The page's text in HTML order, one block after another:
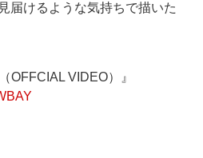
届けるような気持ちで描いた
OFFCIAL VIDEO）』